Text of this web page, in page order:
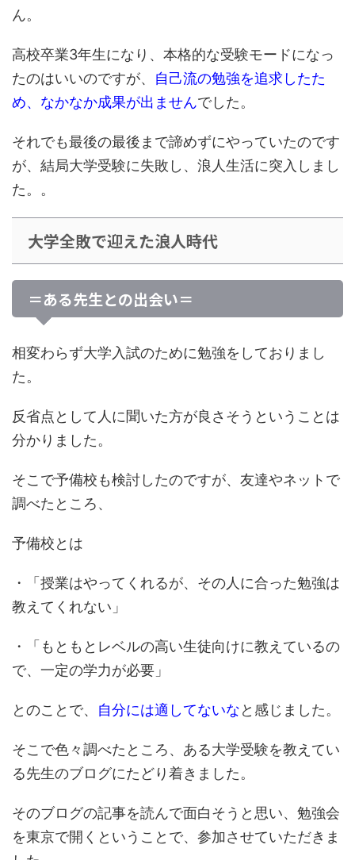
ん。
高校卒業3年生になり、本格的な受験モードになっ
たのはいいのですが、 自己流の勉強を追求したた
め、なかなか成果が出ませんでした。
それでも最後の最後まで諦めずにやっていたのです
が、結局大学受験に失敗し、浪人生活に突入しまし
た。。
大学全敗で迎えた浪人時代
＝ある先生との出会い＝
相変わらず大学入試のために勉強をしておりまし
た。
反省点として人に聞いた方が良さそうということは
分かりました。
そこで予備校も検討したのですが、友達やネットで
調べたところ、
予備校とは
・「授業はやってくれるが、その人に合った勉強は
教えてくれない」
・「もともとレベルの高い生徒向けに教えているの
で、一定の学力が必要」
とのことで、 自分には適してないなと感じました。
そこで色々調べたところ、 ある大学受験を教えてい
る先生のブログにたどり着きました。
そのブログの記事を読んで面白そうと思い、勉強会
を東京で開くということで、参加させていただきま